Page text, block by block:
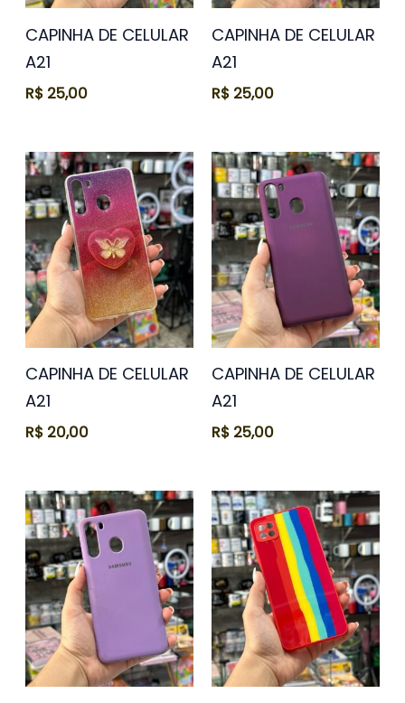
CAPINHA DE CELULAR
A21
R$ 25,00
CAPINHA DE CELULAR
A21
R$ 25,00
CAPINHA DE CELULAR
A21
R$ 20,00
CAPINHA DE CELULAR
A21
R$ 25,00